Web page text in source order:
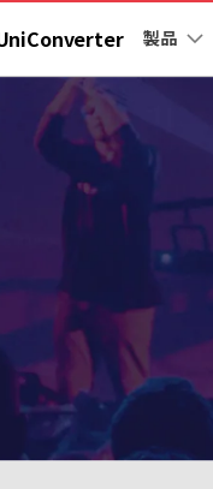
製品
作図＆製図
EdrawMax
ベクタードローソフト
マインドマップソフト
プログ
製品
ルや動画ファイルを正
の動画ファイルを
イス用に高速変換
Hot
操作ガイド
Windowsユーザー向
Macユーザー向け
動画変換
多機能ビデオ処理
サポートセンター